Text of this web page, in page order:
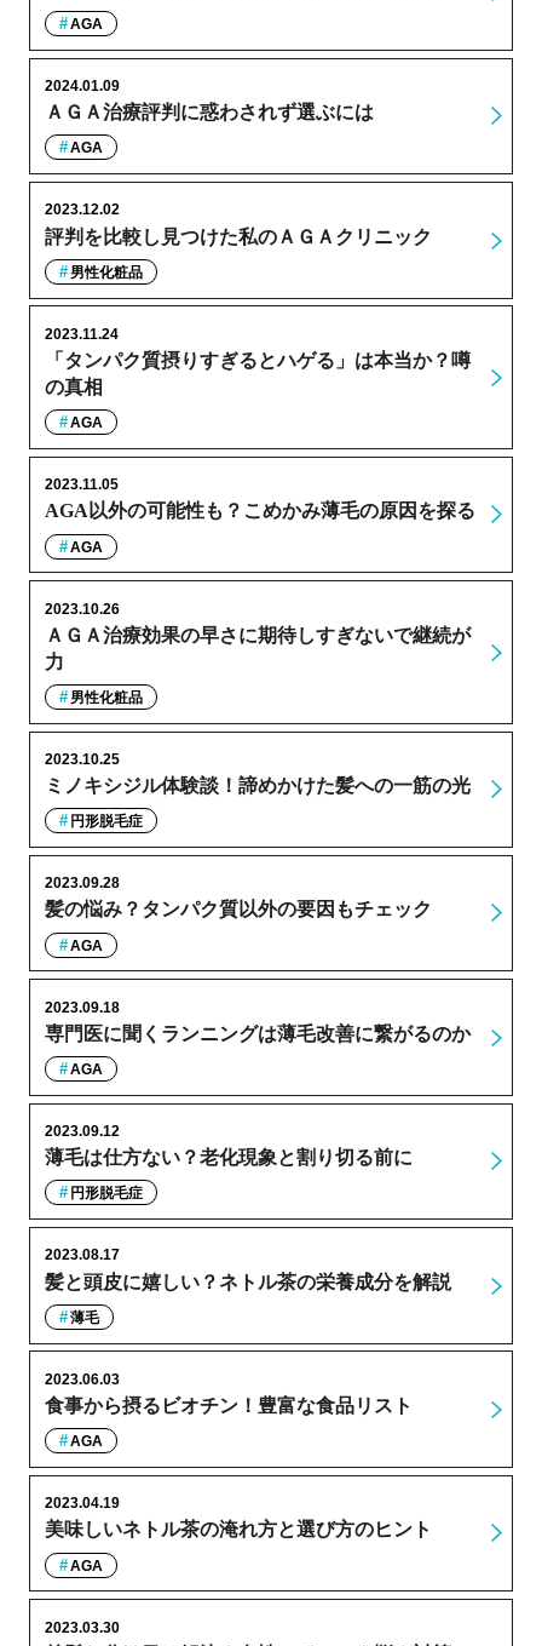
AGA
ＡＧＡ治療評判に惑わされず選ぶには
2024.01.09
AGA
評判を比較し見つけた私のＡＧＡクリニック
2023.12.02
男性化粧品
「タンパク質摂りすぎるとハゲる」は本当か？噂
の真相
2023.11.24
AGA
AGA以外の可能性も？こめかみ薄毛の原因を探る
2023.11.05
AGA
ＡＧＡ治療効果の早さに期待しすぎないで継続が
力
2023.10.26
男性化粧品
ミノキシジル体験談！諦めかけた髪への一筋の光
2023.10.25
円形脱毛症
髪の悩み？タンパク質以外の要因もチェック
2023.09.28
AGA
専門医に聞くランニングは薄毛改善に繋がるのか
2023.09.18
AGA
薄毛は仕方ない？老化現象と割り切る前に
2023.09.12
円形脱毛症
髪と頭皮に嬉しい？ネトル茶の栄養成分を解説
2023.08.17
薄毛
食事から摂るビオチン！豊富な食品リスト
2023.06.03
AGA
美味しいネトル茶の淹れ方と選び方のヒント
2023.04.19
AGA
2023.03.30